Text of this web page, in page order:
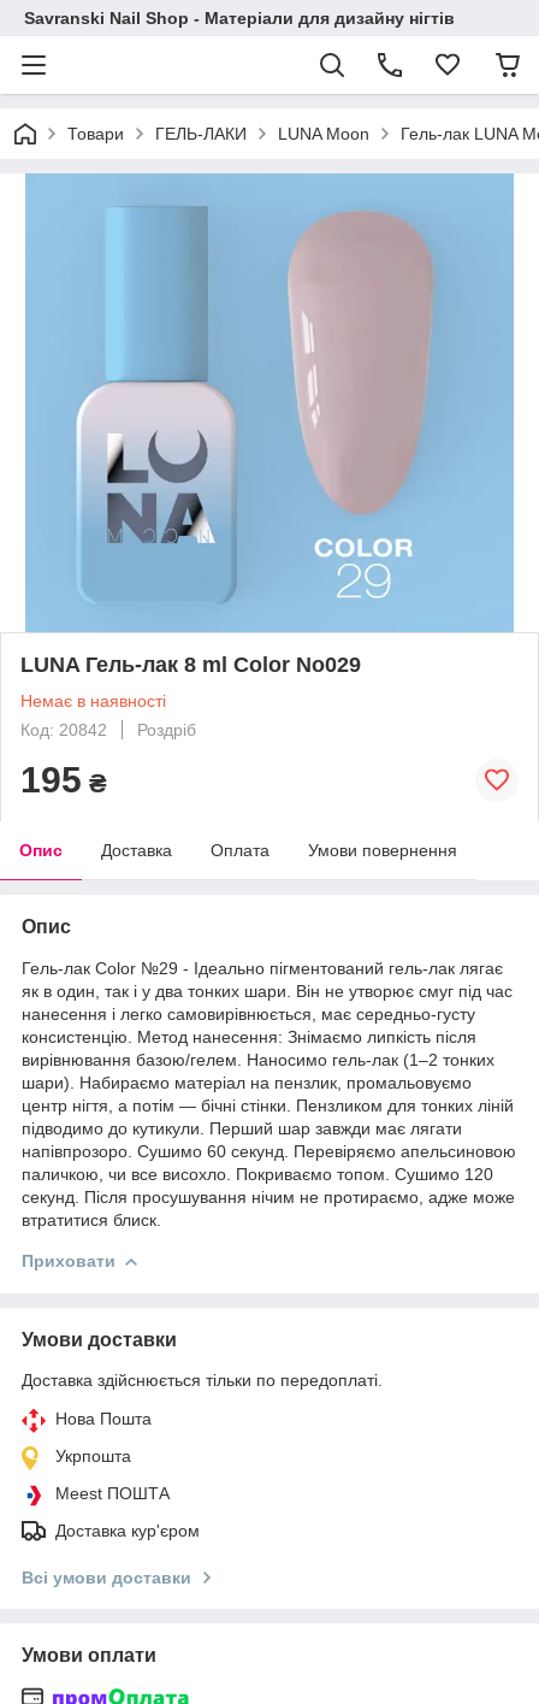
Savranski Nail Shop - Матеріали для дизайну нігтів
Товари ГЕЛЬ-ЛАКИ LUNA Moon Гель-лак LUNA
LUNA Гель-лак 8 ml Color No029
Немає в наявності
Код: 20842
Роздріб
195 ₴
Опис Доставка Оплата Умови повернення
Опис
Гель-лак Color №29 - Ідеально пігментований гель-лак лягає
як в один, так і у два тонких шари. Він не утворює смуг під час
нанесення і легко самовирівнюється, має середньо-густу
консистенцію. Метод нанесення: Знімаємо липкість після
вирівнювання базою/гелем. Наносимо гель-лак (1–2 тонких
шари). Набираємо матеріал на пензлик, промальовуємо
центр нігтя, а потім — бічні стінки. Пензликом для тонких ліній
підводимо до кутикули. Перший шар завжди має лягати
напівпрозоро. Сушимо 60 секунд. Перевіряємо апельсиновою
паличкою, чи все висохло. Покриваємо топом. Сушимо 120
секунд. Після просушування нічим не протираємо, адже може
втратитися блиск.
Приховати
Умови доставки
Доставка здійснюється тільки по передоплаті.
Нова Пошта
Укрпошта
Meest ПОШТА
Доставка кур'єром
Всі умови доставки
Умови оплати